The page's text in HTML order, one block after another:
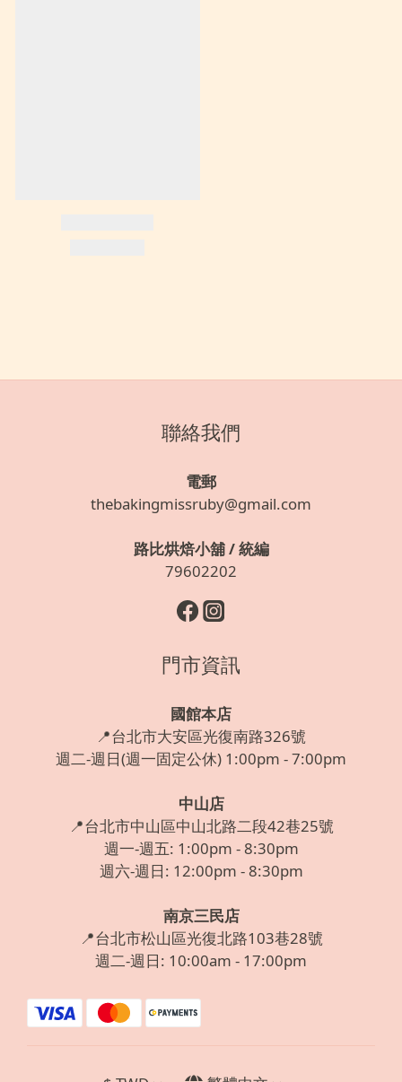
聯絡我們
電郵
thebakingmissruby@gmail.com
路比烘焙小舖 / 統編
79602202
門市資訊
國館本店
📍台北市大安區光復南路326號
週二-週日(週一固定公休) 1:00pm - 7:00pm
中山店
📍台北市中山區中山北路二段42巷25號
週一-週五: 1:00pm - 8:30pm
週六-週日: 12:00pm - 8:30pm
南京三民店
📍台北市松山區光復北路103巷28號
週二-週日: 10:00am - 17:00pm